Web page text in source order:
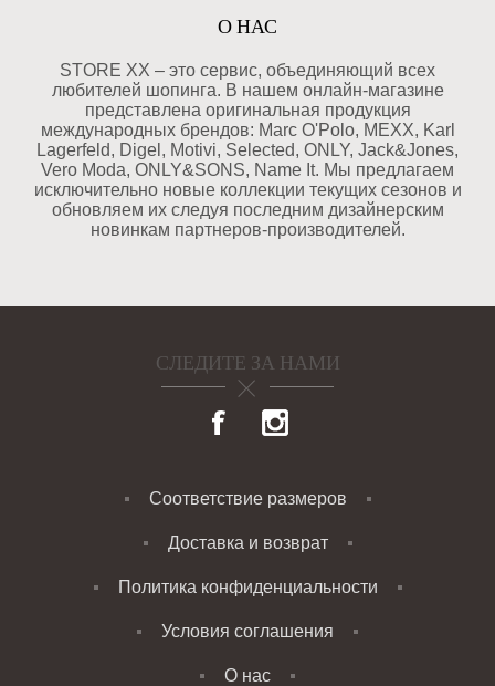
О НАС
STORE XX – это сервис, объединяющий всех
любителей шопинга. В нашем онлайн-магазине
представлена оригинальная продукция
международных брендов: Marc O'Polo, MEXX, Karl
Lagerfeld, Digel, Motivi, Selected, ONLY, Jack&Jones,
Vero Moda, ONLY&SONS, Name It. Мы предлагаем
исключительно новые коллекции текущих сезонов и
обновляем их следуя последним дизайнерским
новинкам партнеров-производителей.
СЛЕДИТЕ ЗА НАМИ
Соответствие размеров
Доставка и возврат
Политика конфиденциальности
Условия соглашения
О нас